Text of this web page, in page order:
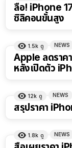
ลือ! iPhone
ซิลิคอนขั้นสูง
1.5k ดู NEWS
Apple ลดราค
หลังเปิดตัว
12k ดู NEWS
สรุปราคา
1.8k ดู NEWS